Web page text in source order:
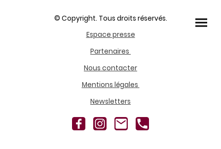
© Copyright. Tous droits réservés.
Espace presse
Partenaires
Nous contacter
Mentions légales
Newsletters